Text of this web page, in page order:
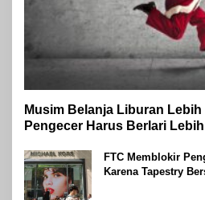
Musim Belanja Liburan
Pengecer Harus Berlari
FTC Memblokir
Karena Tapestry